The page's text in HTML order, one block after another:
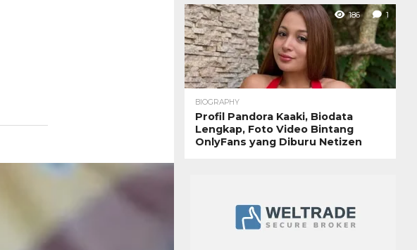
186 1
BIOGRAPHY
Profil Pandora Kaaki, Biodata
Lengkap, Foto Video Bintang
OnlyFans yang Diburu Netizen